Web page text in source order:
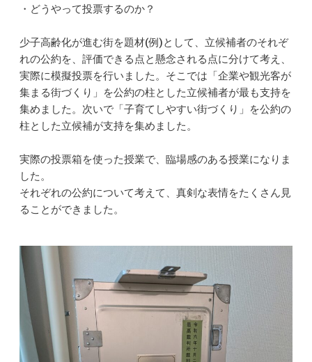
・どうやって投票するのか？
少子高齢化が進む街を題材(例)として、立候補者のそれぞ
れの公約を、評価できる点と懸念される点に分けて考え、
実際に模擬投票を行いました。そこでは「企業や観光客が
集まる街づくり」を公約の柱とした立候補者が最も支持を
集めました。次いで「子育てしやすい街づくり」を公約の
柱とした立候補が支持を集めました。
実際の投票箱を使った授業で、臨場感のある授業になりま
した。
それぞれの公約について考えて、真剣な表情をたくさん見
ることができました。